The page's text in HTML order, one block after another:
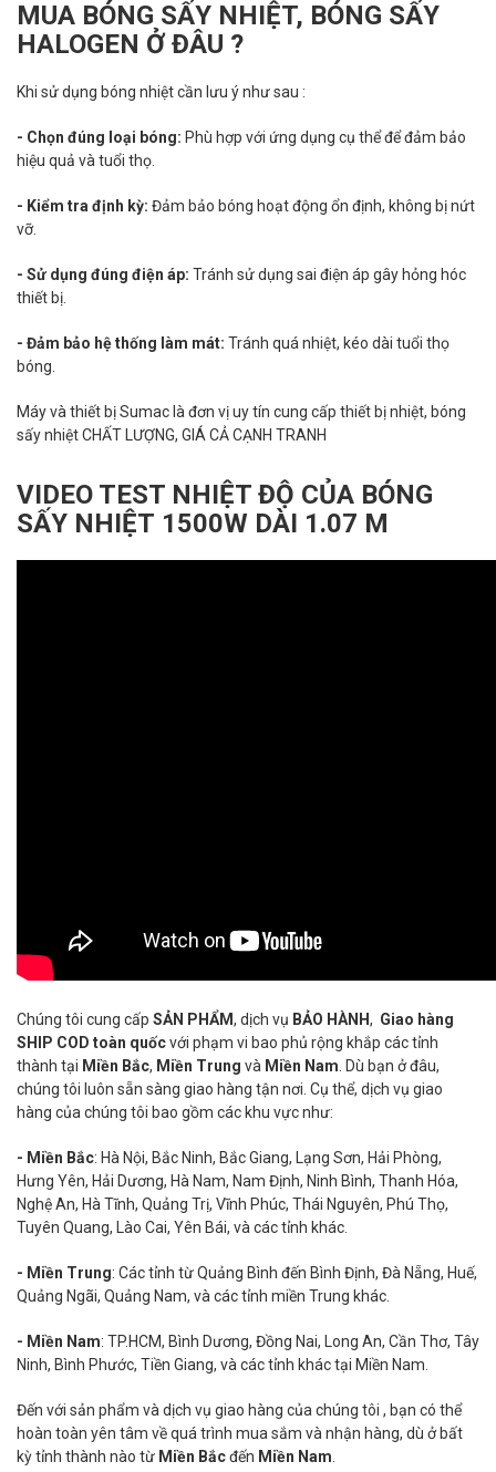
MUA BÓNG SẤY NHIỆT, BÓNG SẤY
HALOGEN Ở ĐÂU ?
Khi sử dụng bóng nhiệt cần lưu ý như sau :
- Chọn đúng loại bóng: Phù hợp với ứng dụng cụ thể để đảm bảo
hiệu quả và tuổi thọ.
- Kiểm tra định kỳ: Đảm bảo bóng hoạt động ổn định, không bị nứt
vỡ.
- Sử dụng đúng điện áp: Tránh sử dụng sai điện áp gây hỏng hóc
thiết bị.
- Đảm bảo hệ thống làm mát: Tránh quá nhiệt, kéo dài tuổi thọ
bóng.
Máy và thiết bị Sumac là đơn vị uy tín cung cấp thiết bị nhiệt, bóng
sấy nhiệt CHẤT LƯỢNG, GIÁ CẢ CẠNH TRANH
VIDEO TEST NHIỆT ĐỘ CỦA BÓNG
SẤY NHIỆT 1500W DÀI 1.07 M
Chúng tôi cung cấp SẢN PHẨM, dịch vụ BẢO HÀNH, Giao hàng
SHIP COD toàn quốcvới phạm vi bao phủ rộng khắp các tỉnh
thành tại Miền Bắc, Miền Trung và Miền Nam . Dù bạn ở đâu,
chúng tôi luôn sẵn sàng giao hàng tận nơi. Cụ thể, dịch vụ giao
hàng của chúng tôi bao gồm các khu vực như:
- Miền Bắc: Hà Nội, Bắc Ninh, Bắc Giang, Lạng Sơn, Hải Phòng,
Hưng Yên, Hải Dương, Hà Nam, Nam Định, Ninh Bình, Thanh Hóa,
Nghệ An, Hà Tĩnh, Quảng Trị, Vĩnh Phúc, Thái Nguyên, Phú Thọ,
Tuyên Quang, Lào Cai, Yên Bái, và các tỉnh khác.
- Miền Trung: Các tỉnh từ Quảng Bình đến Bình Định, Đà Nẵng, Huế,
Quảng Ngãi, Quảng Nam, và các tỉnh miền Trung khác.
- Miền Nam: TP.HCM, Bình Dương, Đồng Nai, Long An, Cần Thơ, Tây
Ninh, Bình Phước, Tiền Giang, và các tỉnh khác tại Miền Nam.
Đến với sản phẩm và dịch vụ giao hàng của chúng tôi , bạn có thể
hoàn toàn yên tâm về quá trình mua sắm và nhận hàng, dù ở bất
kỳ tỉnh thành nào từ Miền Bắcđến Miền Nam